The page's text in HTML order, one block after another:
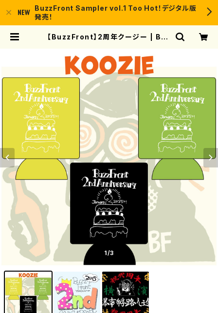
BuzzFront Sampler vol.1 Too Hot！デジタル版
発売！
【BuzzFront】2周年クージー | Buz
1/3